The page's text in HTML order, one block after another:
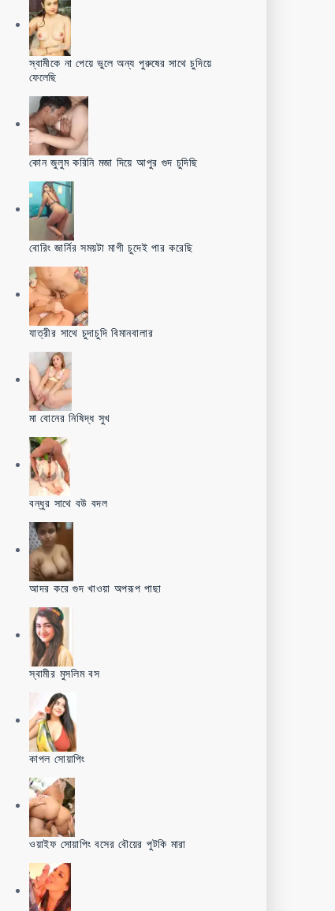
স্বামীকে না পেয়ে ভুলে অন্য পুরুষের সাথে চুদিয়ে
ফেলেছি
কোন জুলুম করিনি মজা দিয়ে আপুর গুদ চুদিছি
বোরিং জার্নির সময়টা মাগী চুদেই পার করেছি
যাত্রীর সাথে চুদাচুদি বিমানবালার
মা বোনের নিষিদ্ধ সুখ
বন্ধুর সাথে বউ বদল
আদর করে গুদ খাওয়া অপরূপ পাছা
স্বামীর মুসলিম বস
কাপল সোয়াপিং
ওয়াইফ সোয়াপিং বসের বৌয়ের পুটকি মারা